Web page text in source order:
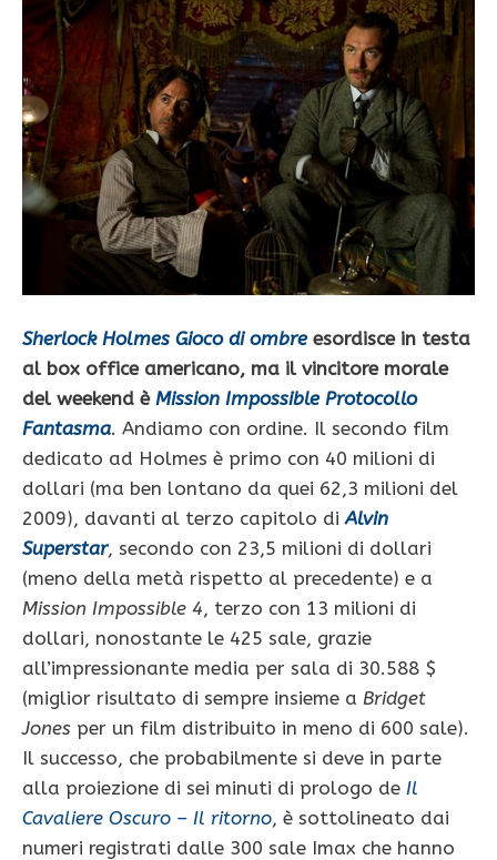
Sherlock Holmes Gioco di ombreesordisce in testa
al box office americano, ma il vincitore morale
del weekend è Mission Impossible Protocollo
Fantasma. Andiamo con ordine. Il secondo film
dedicato ad Holmes è primo con 40 milioni di
dollari (ma ben lontano da quei 62,3 milioni del
2009), davanti al terzo capitolo diAlvin
Superstar, secondo con 23,5 milioni di dollari
(meno della metà rispetto al precedente) e a
Mission Impossible 4, terzo con 13 milioni di
dollari, nonostante le 425 sale, grazie
all’impressionante media per sala di 30.588 $
(miglior risultato di sempre insieme a Bridget
Jones per un film distribuito in meno di 600 sale).
Il successo, che probabilmente si deve in parte
alla proiezione di sei minuti di prologo de Il
Cavaliere Oscuro – Il ritorno, è sottolineato dai
numeri registrati dalle 300 sale Imax che hanno